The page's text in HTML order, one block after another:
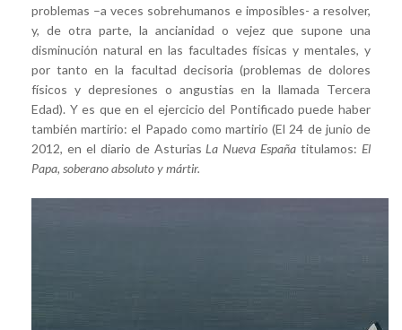
problemas –a veces sobrehumanos e imposibles- a resolver,
y, de otra parte, la ancianidad o vejez que supone una
disminución natural en las facultades físicas y mentales, y
por tanto en la facultad decisoria (problemas de dolores
físicos y depresiones o angustias en la llamada Tercera
Edad). Y es que en el ejercicio del Pontificado puede haber
también martirio: el Papado como martirio (El 24 de junio de
2012, en el diario de Asturias La Nueva España titulamos: El
Papa, soberano absoluto y mártir.